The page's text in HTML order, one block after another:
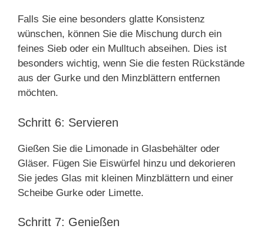
Falls Sie eine besonders glatte Konsistenz
wünschen, können Sie die Mischung durch ein
feines Sieb oder ein Mulltuch abseihen. Dies ist
besonders wichtig, wenn Sie die festen Rückstände
aus der Gurke und den Minzblättern entfernen
möchten.
Schritt 6: Servieren
Gießen Sie die Limonade in Glasbehälter oder
Gläser. Fügen Sie Eiswürfel hinzu und dekorieren
Sie jedes Glas mit kleinen Minzblättern und einer
Scheibe Gurke oder Limette.
Schritt 7: Genießen